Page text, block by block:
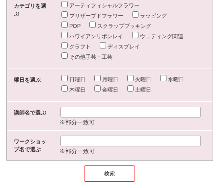
カテゴリを選
ぶ
アーティフィシャルフラワー
プリザーブドフラワー
ラッピング
POP
スクラップブッキング
ハワイアンリボンレイ
ウェディング関連
クラフト
ディスプレイ
その他手芸・工芸
曜日を選ぶ 日曜日 月曜日 火曜日
水曜日
木曜日
金曜日 土曜日
講師名で選ぶ
※部分一致可
ワークショッ
プ名で選ぶ
※部分一致可